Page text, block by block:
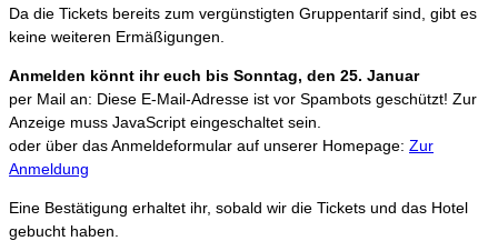
Da die Tickets bereits zum vergünstigten Gruppentarif sind, gibt es
keine weiteren Ermäßigungen.
Anmelden könnt ihr euch bis Sonntag, den 25. Januar
per Mail an: Diese E-Mail-Adresse ist vor Spambots geschützt! Zur
Anzeige muss JavaScript eingeschaltet sein.
oder über das Anmeldeformular auf unserer Homepage: Zur
Anmeldung
Eine Bestätigung erhaltet ihr, sobald wir die Tickets und das Hotel
gebucht haben.